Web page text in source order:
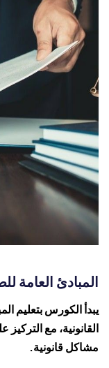
المبادئ العامة
يبدأ الكورس بتعليم
القانونية، مع
مشاكل قانونية.